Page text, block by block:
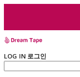
LOG IN 로그인